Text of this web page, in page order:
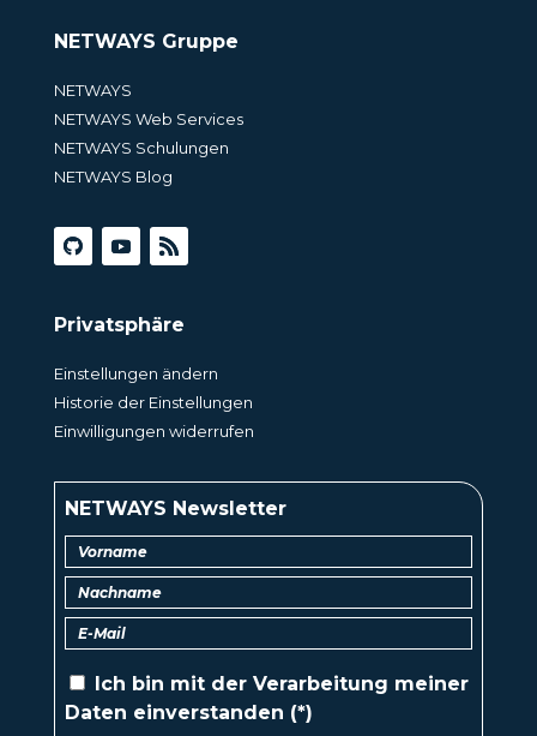
NETWAYS Gruppe
NETWAYS
NETWAYS Web Services
NETWAYS Schulungen
NETWAYS Blog
Privatsphäre
Einstellungen ändern
Historie der Einstellungen
Einwilligungen widerrufen
NETWAYS Newsletter
Ich bin mit der Verarbeitung meiner
Daten einverstanden (*)